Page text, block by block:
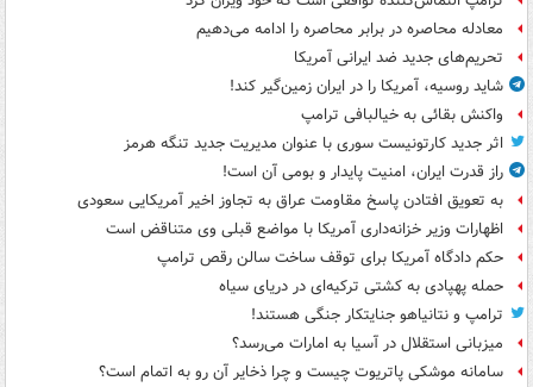
معادله محاصره در برابر محاصره را ادامه می‌دهیم
تحریم‌های جدید ضد ایرانی آمریکا
شاید روسیه، آمریکا را در ایران زمین‌گیر کند!
واکنش بقائی به خیالبافی ترامپ
اثر جدید کارتونیست سوری با عنوان مدیریت جدید تنگه هرمز
راز قدرت ایران، امنیت پایدار و بومی آن است!
به تعویق افتادن پاسخ مقاومت عراق به تجاوز اخیر آمریکایی سعودی
اظهارات وزیر خزانه‌داری آمریکا با مواضع قبلی وی متناقض است
حکم دادگاه آمریکا برای توقف ساخت سالن رقص ترامپ
حمله پهپادی به کشتی ترکیه‌ای در دریای سیاه
ترامپ و نتانیاهو جنایتکار جنگی هستند!
میزبانی استقلال در آسیا به امارات می‌رسد؟
سامانه موشکی پاتریوت چیست و چرا ذخایر آن رو به اتمام است؟